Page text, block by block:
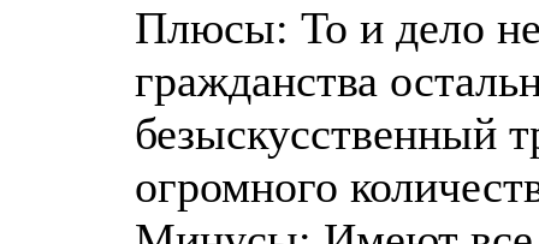
Плюсы: То и дело
гражданства
безыскусственный
огромного